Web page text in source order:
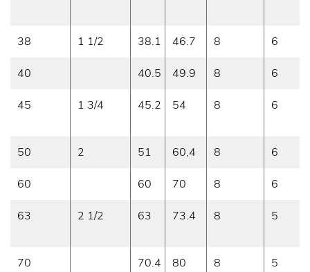
38 1 1/2 38.1 46.7 8 6
40 40.5 49.9 8 6
45 1 3/4 45.2 54 8 6
50 2 51 60,4 8 6
60 60 70 8 6
63 2 1/2 63 73.4 8 5
70 70.4 80 8 5